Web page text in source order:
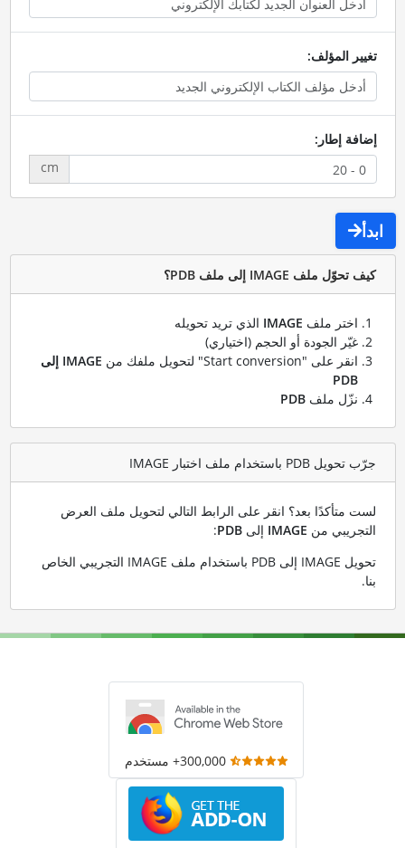
تغيير المؤلف:
إضافة إطار:
cm
ابدأ
كيف تحوّل ملف IMAGE إلى ملف PDB؟
اختر ملف IMAGEالذي تريد تحويله
غيّر الجودة أو الحجم (اختياري)
انقر على "Start conversion" لتحويل ملفك من
IMAGE إلى
PDB
نزّل ملف PDB
جرّب تحويل PDB باستخدام ملف اختبار IMAGE
لست متأكدًا بعد؟ انقر على الرابط التالي لتحويل ملف العرض
التجريبي من IMAGEإلى PDB
:
تحويل IMAGE إلى PDB باستخدام ملف IMAGE التجريبي الخاص
بنا.
300,000+ مستخدم